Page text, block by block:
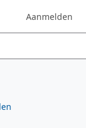
Sign in to your
Aanmelden